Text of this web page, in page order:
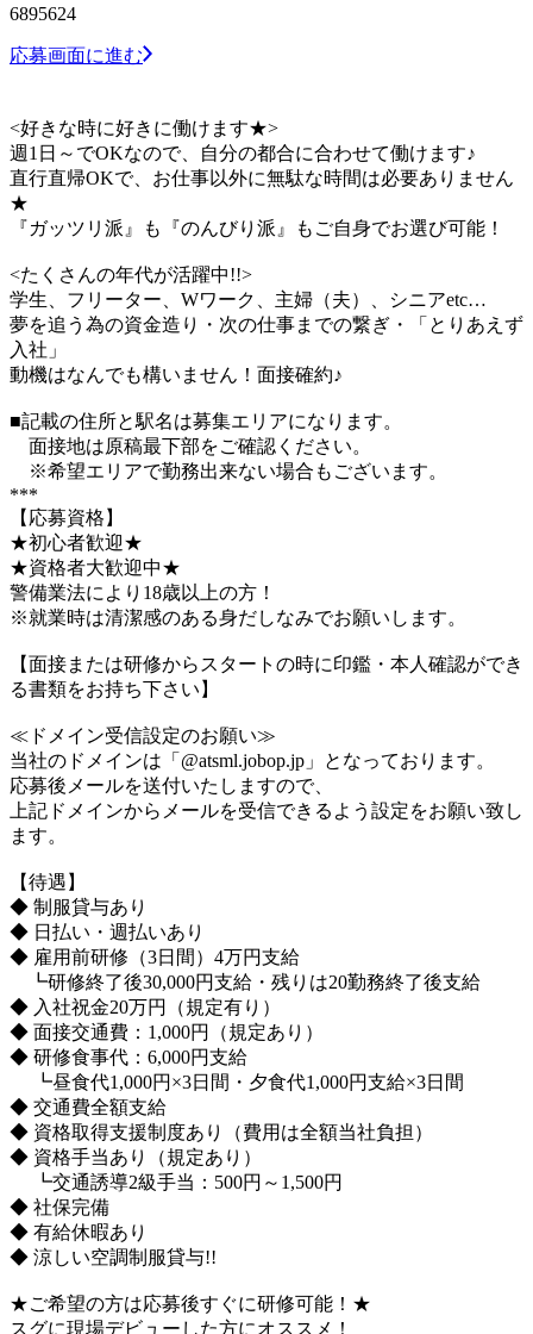
6895624
応募画面に進む
<好きな時に好きに働けます★>
週1日～でOKなので、自分の都合に合わせて働けます♪
直行直帰OKで、お仕事以外に無駄な時間は必要ありません
★
『ガッツリ派』も『のんびり派』もご自身でお選び可能！
<たくさんの年代が活躍中!!>
学生、フリーター、Wワーク、主婦（夫）、シニアetc…
夢を追う為の資金造り・次の仕事までの繋ぎ・「とりあえず
入社」
動機はなんでも構いません！面接確約♪
■記載の住所と駅名は募集エリアになります。
面接地は原稿最下部をご確認ください。
※希望エリアで勤務出来ない場合もございます。
***
【応募資格】
★初心者歓迎★
★資格者大歓迎中★
警備業法により18歳以上の方！
※就業時は清潔感のある身だしなみでお願いします。
【面接または研修からスタートの時に印鑑・本人確認ができ
る書類をお持ち下さい】
≪ドメイン受信設定のお願い≫
当社のドメインは「@atsml.jobop.jp」となっております。
応募後メールを送付いたしますので、
上記ドメインからメールを受信できるよう設定をお願い致し
ます。
【待遇】
◆ 制服貸与あり
◆ 日払い・週払いあり
◆ 雇用前研修（3日間）4万円支給
┗研修終了後30,000円支給・残りは20勤務終了後支給
◆ 入社祝金20万円（規定有り）
◆ 面接交通費：1,000円（規定あり）
◆ 研修食事代：6,000円支給
┗昼食代1,000円×3日間・夕食代1,000円支給×3日間
◆ 交通費全額支給
◆ 資格取得支援制度あり（費用は全額当社負担）
◆ 資格手当あり（規定あり）
┗交通誘導2級手当：500円～1,500円
◆ 社保完備
◆ 有給休暇あり
◆ 涼しい空調制服貸与!!
★ご希望の方は応募後すぐに研修可能！★
スグに現場デビューした方にオススメ！